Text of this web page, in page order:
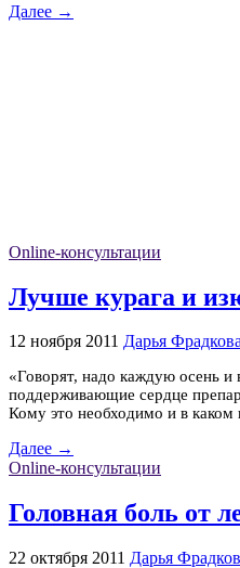
Далее →
Online-консультации
Лучше курага и
12 ноября 2011 Дарья
«Говорят, надо каждую осень и
поддерживающие сердце
Кому это необходимо и в каком
Далее →
Online-консультации
Головная боль от
22 октября 2011 Дарья